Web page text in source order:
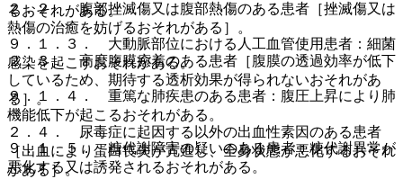
るおそれがある。
９．１．３． 大動脈部位における人工血管使用患者：細菌
感染を起こすおそれがある。
９．１．４． 重篤な肺疾患のある患者：腹圧上昇により肺
機能低下が起こるおそれがある。
９．１．５． 糖代謝障害の疑いのある患者：糖代謝異常が
悪化する又は誘発されるおそれがある。
２．２． 腹部挫滅傷又は腹部熱傷のある患者［挫滅傷又は
熱傷の治癒を妨げるおそれがある］。
２．３． 高度腹膜癒着のある患者［腹膜の透過効率が低下
しているため、期待する透析効果が得られないおそれがあ
る］。
２．４． 尿毒症に起因する以外の出血性素因のある患者
［出血により蛋白喪失が亢進し、全身状態が悪化するおそれ
がある］。